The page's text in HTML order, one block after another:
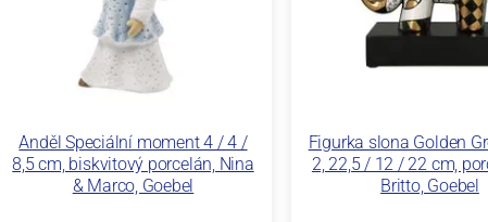
Anděl Speciální moment 4 / 4 /
8,5 cm, biskvitový porcelán, Nina
& Marco, Goebel
Figurka slona Golden
2, 22,5 / 12 / 22 cm,
Britto, Goebel